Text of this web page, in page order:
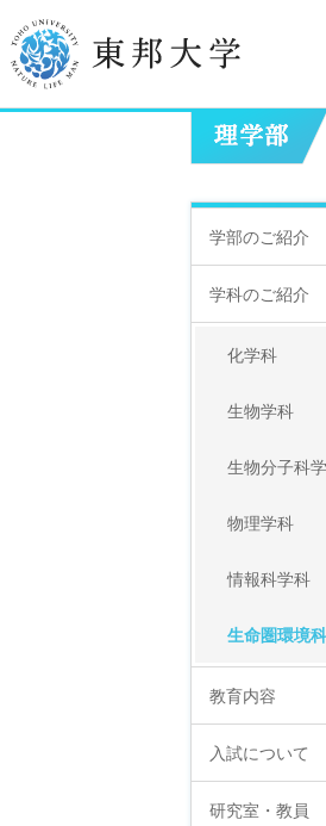
学部のご紹介
学科のご紹介
化学科
生物学科
生物分子科
物理学科
情報科学科
生命圏環境
教育内容
入試について
研究室・教員